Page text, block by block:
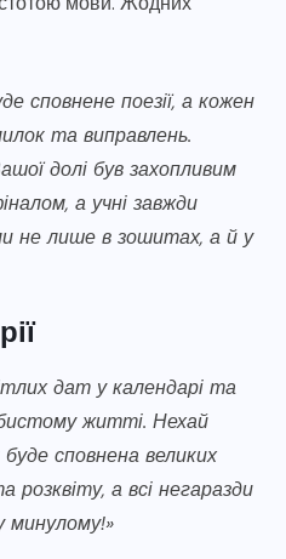
сповнене поезії, а кожен
та виправлень.
долі був захопливим
а учні завжди
не лише в зошитах, а й у
дат у календарі та
житті. Нехай
сповнена великих
розквіту, а всі негаразди
минулому!»